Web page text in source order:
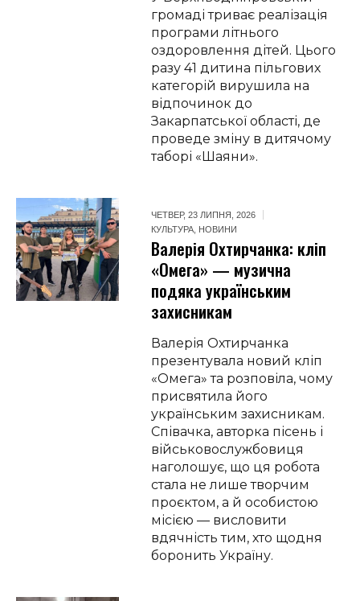
громаді триває реалізація
програми літнього
оздоровлення дітей. Цього
разу 41 дитина пільгових
категорій вирушила на
відпочинок до
Закарпатської області, де
проведе зміну в дитячому
таборі «Шаяни».
ЧЕТВЕР, 23 ЛИПНЯ, 2026
КУЛЬТУРА НОВИНИ
Валерія Охтирчанка: кліп
«Омега» — музична
подяка українським
захисникам
Валерія Охтирчанка
презентувала новий кліп
«Омега» та розповіла, чому
присвятила його
українським захисникам.
Співачка, авторка пісень і
військовослужбовиця
наголошує, що ця робота
стала не лише творчим
проєктом, а й особистою
місією — висловити
вдячність тим, хто щодня
боронить Україну.